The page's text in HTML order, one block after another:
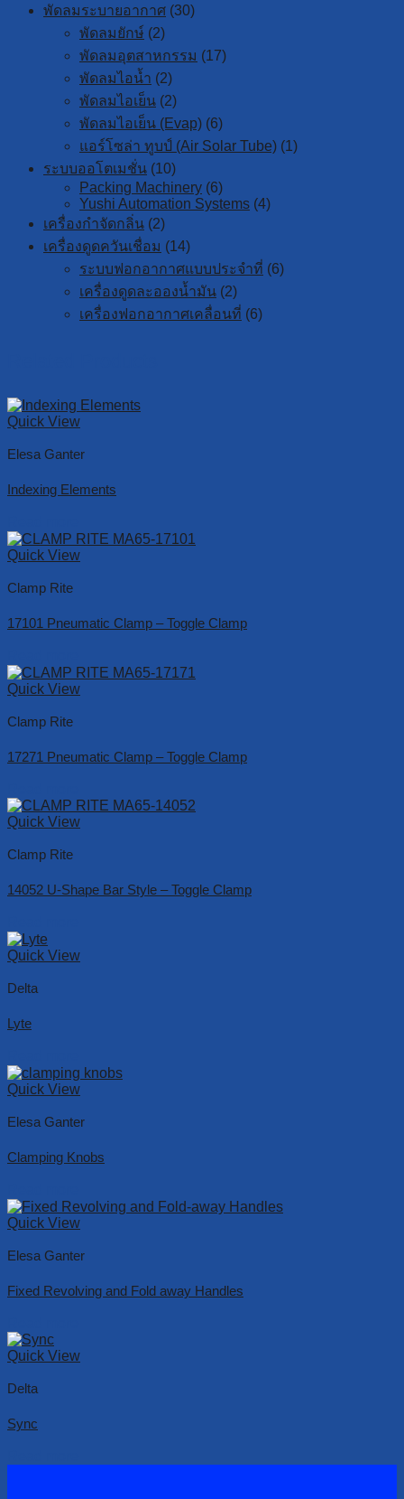
พัดลมระบายอากาศ (30)
พัดลมยักษ์ (2)
พัดลมอุตสาหกรรม (17)
พัดลมไอน้ำ (2)
พัดลมไอเย็น (2)
พัดลมไอเย็น (Evap) (6)
แอร์โซล่า ทูบป์ (Air Solar Tube) (1)
ระบบออโตเมชั่น (10)
Packing Machinery (6)
Yushi Automation Systems (4)
เครื่องกำจัดกลิ่น (2)
เครื่องดูดควันเชื่อม (14)
ระบบฟอกอากาศแบบประจำที่ (6)
เครื่องดูดละอองน้ำมัน (2)
เครื่องฟอกอากาศเคลื่อนที่ (6)
Quick View
Elesa Ganter
Indexing Elements
Quick View
Clamp Rite
17101 Pneumatic Clamp – Toggle Clamp
Quick View
Clamp Rite
17271 Pneumatic Clamp – Toggle Clamp
Quick View
Clamp Rite
14052 U-Shape Bar Style – Toggle Clamp
Quick View
Delta
Lyte
Quick View
Elesa Ganter
Clamping Knobs
Quick View
Elesa Ganter
Fixed Revolving and Fold away Handles
Quick View
Delta
Sync